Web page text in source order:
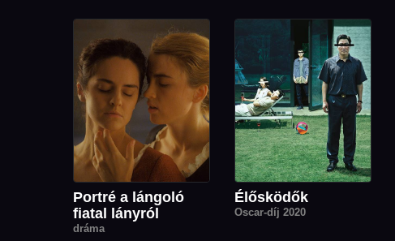
Portré a lángoló
fiatal lányról
dráma
Élősködők
Oscar-díj 2020